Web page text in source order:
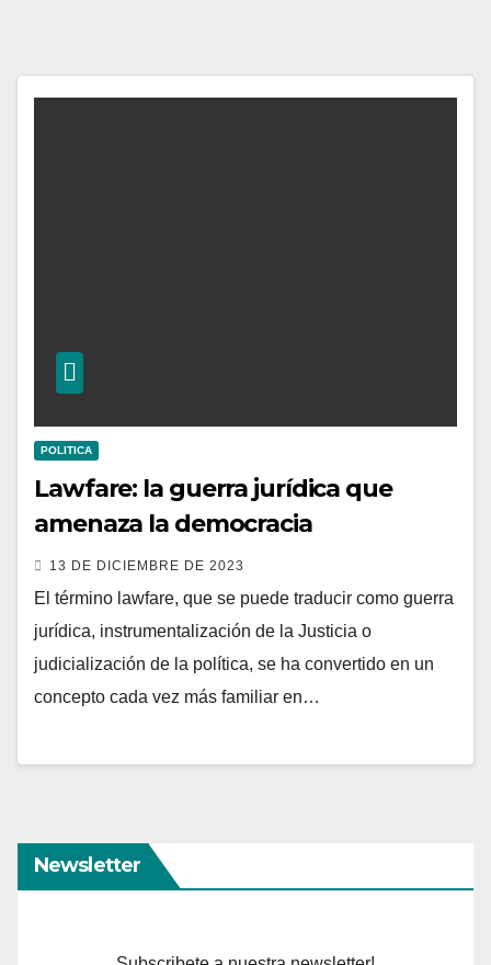
POLITICA
Lawfare: la guerra jurídica que
amenaza la democracia
13 DE DICIEMBRE DE 2023
El término lawfare, que se puede traducir como guerra
jurídica, instrumentalización de la Justicia o
judicialización de la política, se ha convertido en un
concepto cada vez más familiar en…
Newsletter